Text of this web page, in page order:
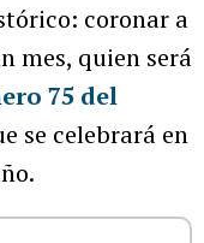
coronar a
mes, quien será
75 del
se celebrará en